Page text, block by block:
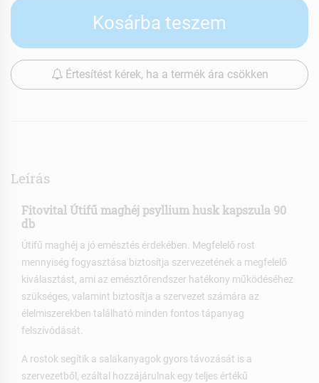
Kosárba teszem
Értesítést kérek, ha a termék ára csökken
Leírás
Fitovital Útifű maghéj psyllium husk kapszula 90
db
Útifű maghéj a jó emésztés érdekében. Megfelelő rost
mennyiség fogyasztása biztosítja szervezetének a megfelelő
kiválasztást, ami az emésztőrendszer hatékony működéséhez
szükséges, valamint biztosítja a szervezet számára az
élelmiszerekben található minden fontos tápanyag
felszívódását.
A rostok segítik a salakanyagok gyors távozását is a
szervezetből, ezáltal hozzájárulnak egy teljes értékű